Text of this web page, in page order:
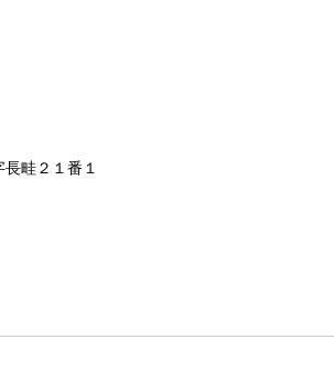
畦２１番１